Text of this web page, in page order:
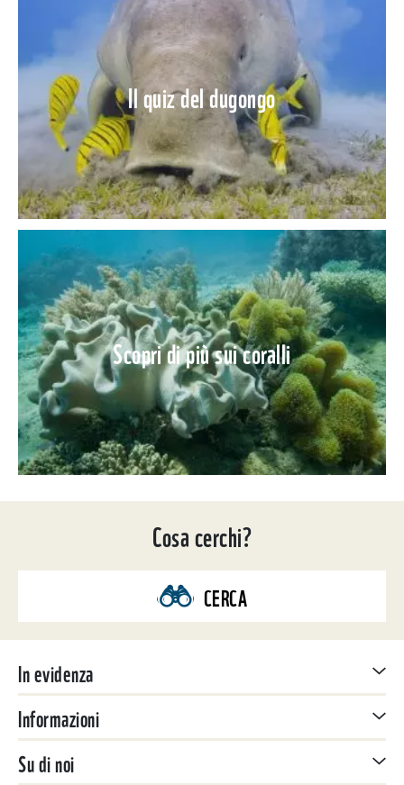
Il quiz del dugongo
Scopri di più sui coralli
Cosa cerchi?
CERCA
In evidenza
Informazioni
Su di noi